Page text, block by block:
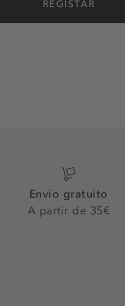
REGISTAR
Envio gratuito
A partir de 35€